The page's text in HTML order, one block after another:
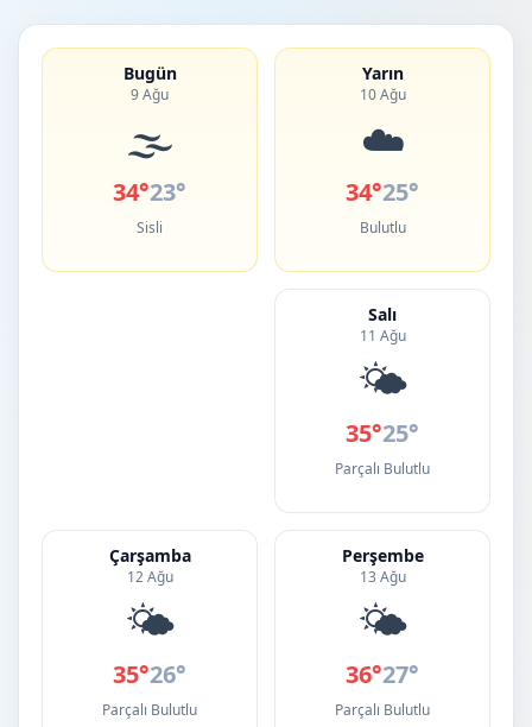
Bugün
9 Ağu
🌫️
34°23°
Sisli
Yarın
10 Ağu
☁️
34°25°
Bulutlu
Salı
11 Ağu
🌤️
35°25°
Parçalı Bulutlu
Çarşamba
12 Ağu
🌤️
35°26°
Parçalı Bulutlu
Perşembe
13 Ağu
🌤️
36°27°
Parçalı Bulutlu